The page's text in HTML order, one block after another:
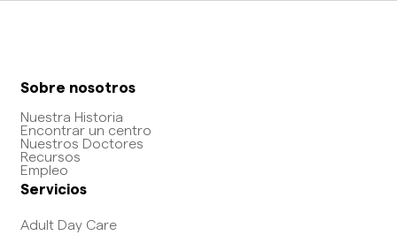
Sobre nosotros
Nuestra Historia
Encontrar un centro
Nuestros Doctores
Recursos
Empleo
Servicios
Adult Day Care